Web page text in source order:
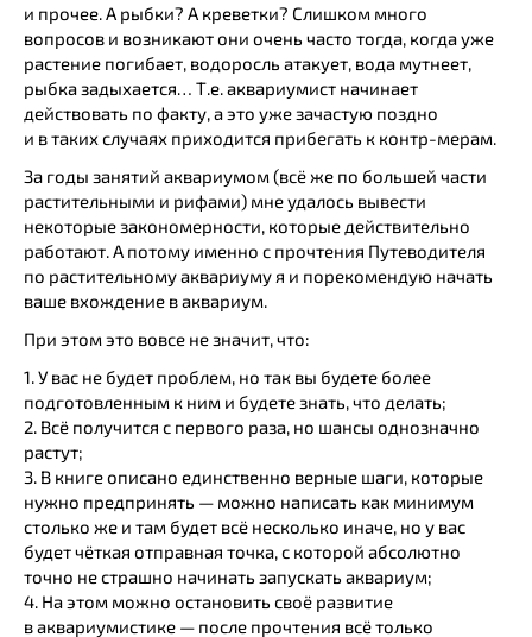
и прочее. А рыбки? А креветки? Слишком много
вопросов и возникают они очень часто тогда, когда уже
растение погибает, водоросль атакует, вода мутнеет,
рыбка задыхается… Т.е. аквариумист начинает
действовать по факту, а это уже зачастую поздно
и в таких случаях приходится прибегать к контр-мерам.
За годы занятий аквариумом (всё же по большей части
растительными и рифами) мне удалось вывести
некоторые закономерности, которые действительно
работают. А потому именно с прочтения Путеводителя
по растительному аквариуму я и порекомендую начать
ваше вхождение в аквариум.
При этом это вовсе не значит, что:
1. У вас не будет проблем, но так вы будете более
подготовленным к ним и будете знать, что делать;
2. Всё получится с первого раза, но шансы однозначно
растут;
3. В книге описано единственно верные шаги, которые
нужно предпринять — можно написать как минимум
столько же и там будет всё несколько иначе, но у вас
будет чёткая отправная точка, с которой абсолютно
точно не страшно начинать запускать аквариум;
4. На этом можно остановить своё развитие
в аквариумистике — после прочтения всё только